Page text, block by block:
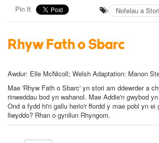
Pin It Nofelau a
Rhyw Fath o Sbarc
Awdur: Elle McNicoll; Welsh Adaptation: Manon
Mae 'Rhyw Fath o Sbarc' yn stori am ddewrder a
rinweddau bod yn wahanol. Mae Addie'n gwybod
Ond a fydd hi'n gallu herio'r ffordd y mae pobl yn ei
llwyddo? Rhan o gynllun Rhyngom.